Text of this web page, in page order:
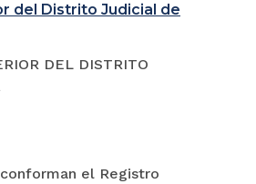
del Distrito Judicial de
DEL DISTRITO
el Registro